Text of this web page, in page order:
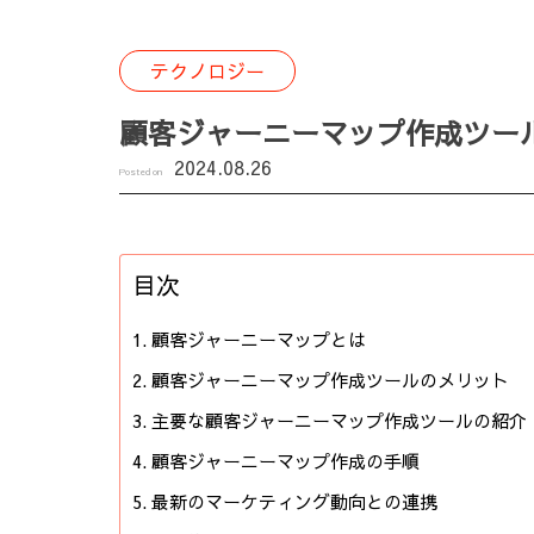
テクノロジー
顧客ジャーニーマップ作成ツー
Posted on 2024.08.26
目次
顧客ジャーニーマップとは
顧客ジャーニーマップ作成ツールのメリット
主要な顧客ジャーニーマップ作成ツールの紹介
顧客ジャーニーマップ作成の手順
最新のマーケティング動向との連携